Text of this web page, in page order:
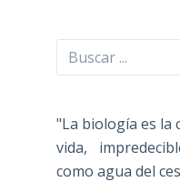
Buscar
"La biología es la
vida,
como agua del